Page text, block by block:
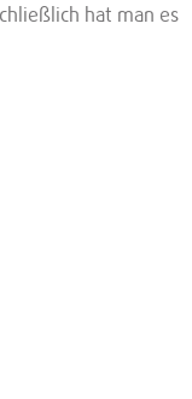
hat man es